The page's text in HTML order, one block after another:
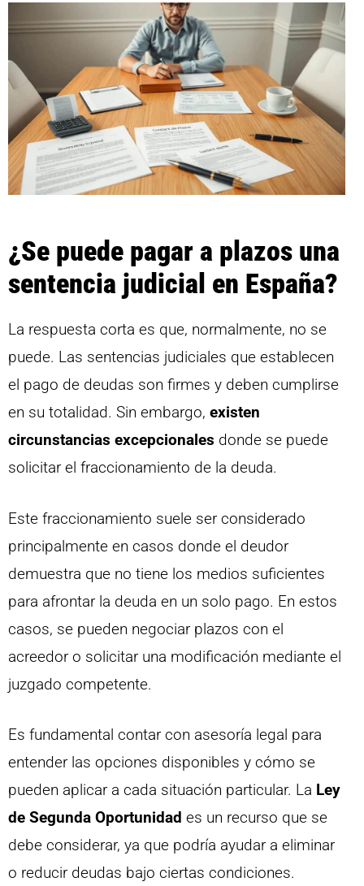
¿Se puede pagar a plazos una
sentencia judicial en España?
La respuesta corta es que, normalmente, no se
puede. Las sentencias judiciales que establecen
el pago de deudas son firmes y deben cumplirse
en su totalidad. Sin embargo, existen
circunstancias excepcionales donde se puede
solicitar el fraccionamiento de la deuda.
Este fraccionamiento suele ser considerado
principalmente en casos donde el deudor
demuestra que no tiene los medios suficientes
para afrontar la deuda en un solo pago. En estos
casos, se pueden negociar plazos con el
acreedor o solicitar una modificación mediante el
juzgado competente.
Es fundamental contar con asesoría legal para
entender las opciones disponibles y cómo se
pueden aplicar a cada situación particular. La Ley
de Segunda Oportunidad es un recurso que se
debe considerar, ya que podría ayudar a eliminar
o reducir deudas bajo ciertas condiciones.